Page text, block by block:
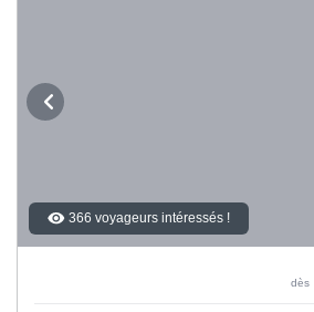
366 voyageurs intéressés !
dès